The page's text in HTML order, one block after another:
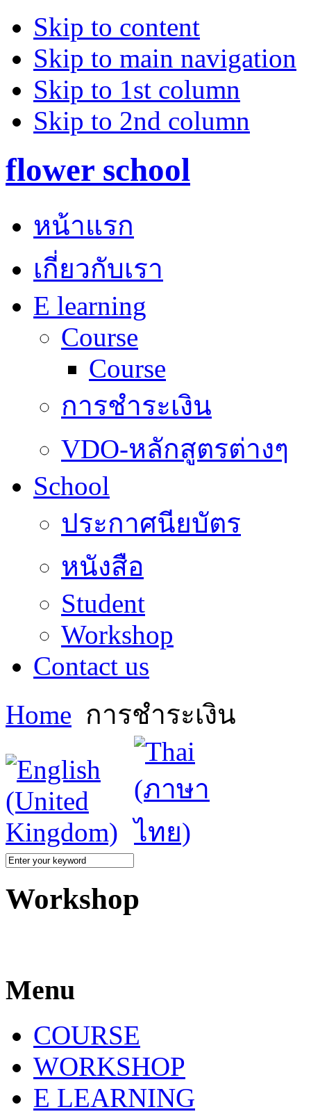
Skip to content
Skip to main navigation
Skip to 1st column
Skip to 2nd column
flower school
หน้าแรก
เกี่ยวกับเรา
E learning
Course
Course
การชำระเงิน
VDO-หลักสูตรต่างๆ
School
ประกาศนียบัตร
หนังสือ
Student
Workshop
Contact us
Home การชำระเงิน
Workshop
Menu
COURSE
WORKSHOP
E LEARNING